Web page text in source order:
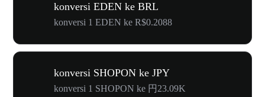
konversi EDEN ke BRL
konversi 1 EDEN ke R$0.2088
konversi SHOPON ke JPY
konversi 1 SHOPON ke 円23.09K